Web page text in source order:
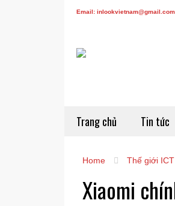
Email: inlookvietnam@gmail.com
Trang chủ Tin tức
Home Thế giới ICT
Xiaomi